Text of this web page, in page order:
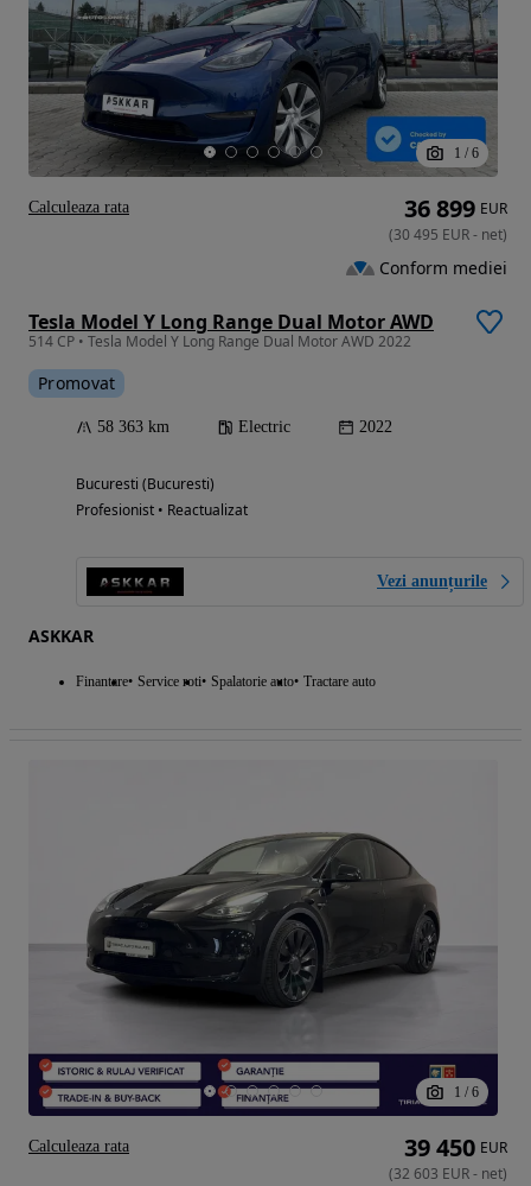
1 / 6
Tesla Model Y Long Range Dual Motor AWD
514 CP • Tesla Model Y Long Range Dual Motor AWD 2022
Promovat
58 363 km Electric 2022
Bucuresti (Bucuresti)
Profesionist • Reactualizat
Vezi anunțurile
ASKKAR
Finantare Service roti Spalatorie auto Tractare auto
36 899 EUR
(30 495 EUR- net)
Conform mediei
Calculeaza rata
1 / 6
39 450 EUR
(32 603 EUR- net)
Calculeaza rata